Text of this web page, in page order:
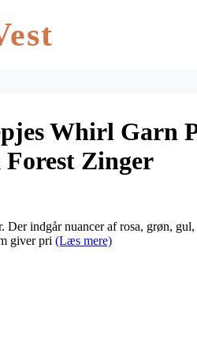
Whirl Garn
Forest Zinger
indgår nuancer af rosa, grøn,
giver pri (Læs mere)